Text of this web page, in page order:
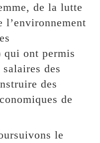
de la lutte
l’environnement
qui ont permis
des
des
de
le